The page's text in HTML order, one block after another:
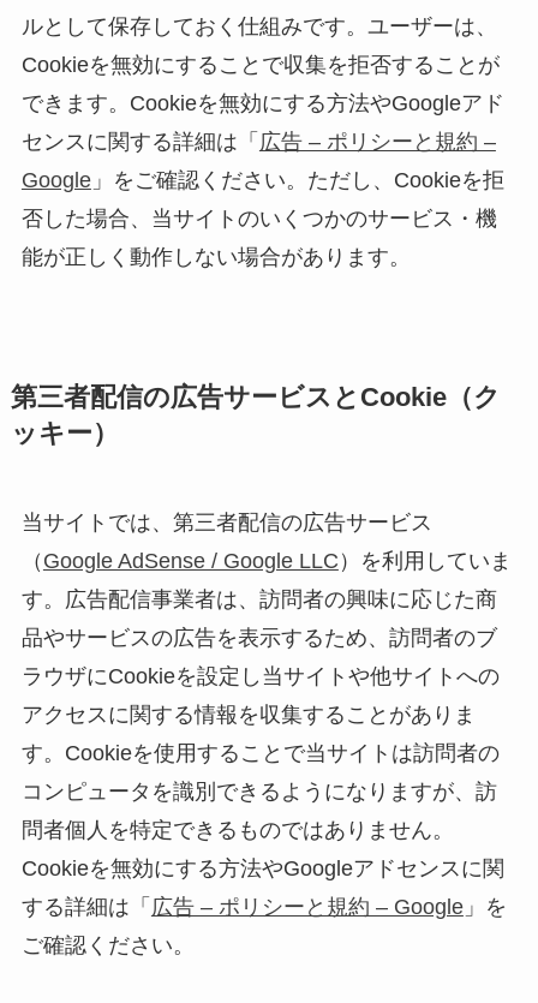
ルとして保存しておく仕組みです。ユーザーは、
Cookieを無効にすることで収集を拒否することが
できます。Cookieを無効にする方法やGoogleアド
センスに関する詳細は「 広告 – ポリシーと規約 –
Google」をご確認ください。ただし、Cookieを拒
否した場合、当サイトのいくつかのサービス・機
能が正しく動作しない場合があります。
第三者配信の広告サービスとCookie（ク
ッキー）
当サイトでは、第三者配信の広告サービス
（ Google AdSense / Google LLC ）を利用していま
す。広告配信事業者は、訪問者の興味に応じた商
品やサービスの広告を表示するため、訪問者のブ
ラウザにCookieを設定し当サイトや他サイトへの
アクセスに関する情報を収集することがありま
す。Cookieを使用することで当サイトは訪問者の
コンピュータを識別できるようになりますが、訪
問者個人を特定できるものではありません。
Cookieを無効にする方法やGoogleアドセンスに関
する詳細は「 広告 – ポリシーと規約 – Google」を
ご確認ください。